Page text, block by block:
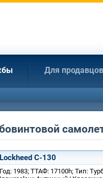
Для продавцов
Lockheed C-130
Год: 1983; ТТАФ: 17100h; Тип: